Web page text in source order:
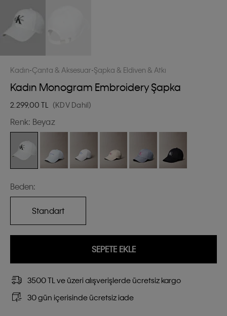
Kadın Çanta & Aksesuar Şapka & Eldiven & Atkı
Kadın Monogram Embroidery Şapka
2.299,00 TL (KDV Dahil)
Renk: Beyaz
Beden:
Standart
SEPETE EKLE
3500 TL ve üzeri alışverişlerde ücretsiz kargo
30 gün içerisinde ücretsiz iade